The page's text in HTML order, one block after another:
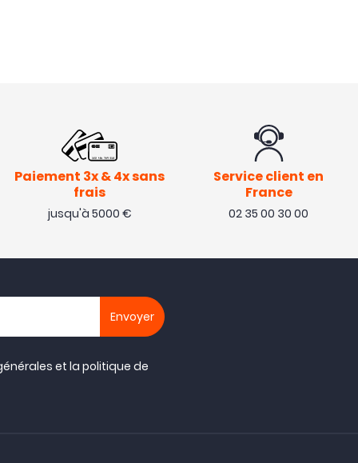
Paiement 3x & 4x sans
frais
jusqu'à 5000 €
Service client en
France
02 35 00 30 00
et lapolitique de